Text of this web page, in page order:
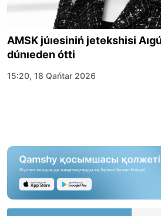
AMSK júıesiniń jetekshisi
dúnıeden ótti
15:20, 18 Qańtar 2026